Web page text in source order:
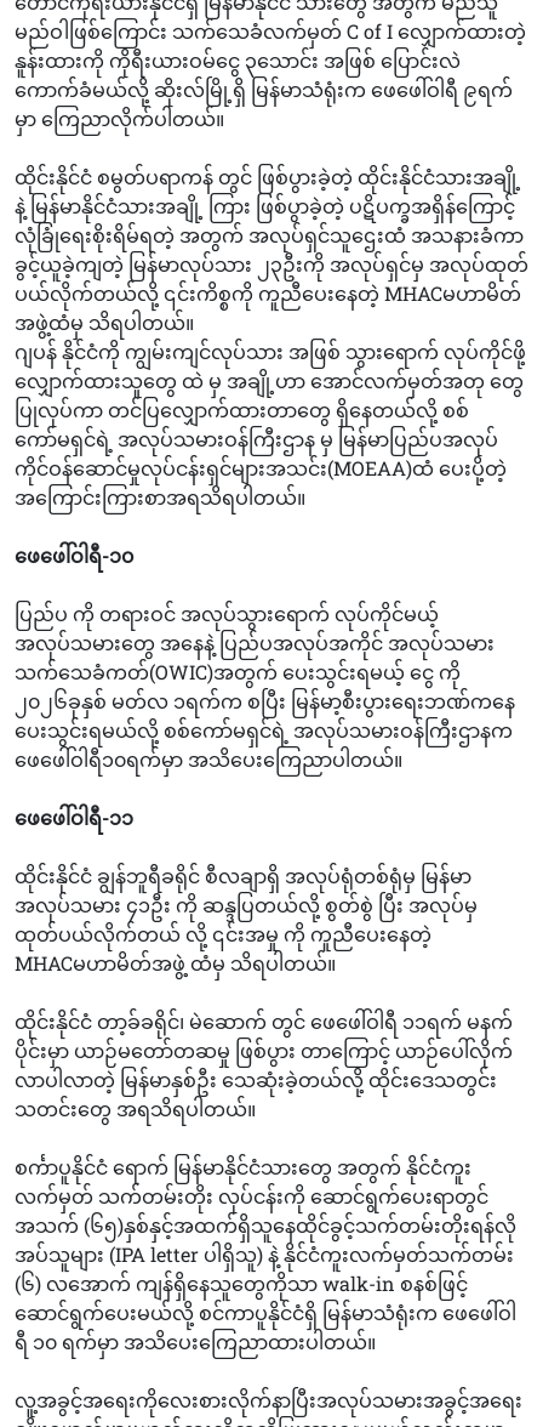
မည်ဝါဖြစ်ကြောင်း သက်သေခံလက်မှတ် C of I လျှောက်ထားတဲ့
နူန်းထားကို ကိုရီးယားဝမ်ငွေ ၃သောင်း အဖြစ် ပြောင်းလဲ
ကောက်ခံမယ်လို့ ဆိုးလ်မြို့ရှိ မြန်မာသံရုံးက ဖေဖေါ်ဝါရီ ၉ရက်
မှာ ကြေညာလိုက်ပါတယ်။
ထိုင်းနိုင်ငံ စမွတ်ပရာကန် တွင် ဖြစ်ပွားခဲ့တဲ့ ထိုင်းနိုင်ငံသားအချို့
နဲ့ မြန်မာနိုင်ငံသားအချို့ ကြား ဖြစ်ပွာခဲ့တဲ့ ပဋိပက္ခအရှိန်ကြောင့်
လုံခြုံရေးစိုးရိမ်ရတဲ့ အတွက် အလုပ်ရှင်သူဌေးထံ အသနားခံကာ
ခွင့်ယူခဲ့ကျတဲ့ မြန်မာလုပ်သား ၂၃ဦးကို အလုပ်ရှင်မှ အလုပ်ထုတ်
ပယ်လိုက်တယ်လို့ ၎င်းကိစ္စကို ကူညီပေးနေတဲ့ MHACမဟာမိတ်
အဖွဲ့ထံမှ သိရပါတယ်။
ဂျပန် နိုင်ငံကို ကျွမ်းကျင်လုပ်သား အဖြစ် သွားရောက် လုပ်ကိုင်ဖို့
လျှောက်ထားသူတွေ ထဲ မှ အချို့ဟာ အောင်လက်မှတ်အတု တွေ
ပြုလုပ်ကာ တင်ပြလျှောက်ထားတာတွေ ရှိနေတယ်လို့ စစ်
ကော်မရှင်ရဲ့ အလုပ်သမားဝန်ကြီးဌာန မှ မြန်မာပြည်ပအလုပ်
ကိုင်ဝန်ဆောင်မှုလုပ်ငန်းရှင်များအသင်း(MOEAA)ထံ ပေးပို့တဲ့
အကြောင်းကြားစာအရသိရပါတယ်။
ဖေဖေါ်ဝါရီ-၁၀
ပြည်ပ ကို တရားဝင် အလုပ်သွားရောက် လုပ်ကိုင်မယ့်
အလုပ်သမားတွေ အနေနဲ့ ပြည်ပအလုပ်အကိုင် အလုပ်သမား
သက်သေခံကတ်(OWIC)အတွက် ပေးသွင်းရမယ့် ငွေ ကို
၂၀၂၆ခုနှစ် မတ်လ ၁ရက်က စပြီး မြန်မာ့စီးပွားရေးဘဏ်ကနေ
ပေးသွင်းရမယ်လို့ စစ်ကော်မရှင်ရဲ့ အလုပ်သမားဝန်ကြီးဌာနက
ဖေဖေါ်ဝါရီ၁၀ရက်မှာ အသိပေးကြေညာပါတယ်။
ဖေဖေါ်ဝါရီ-၁၁
ထိုင်းနိုင်ငံ ချွန်ဘူရီခရိုင် စီလချာရှိ အလုပ်ရုံတစ်ရုံမှ မြန်မာ
အလုပ်သမား ၄၁ဦး ကို ဆန္ဒပြတယ်လို့ စွတ်စွဲ ပြီး အလုပ်မှ
ထုတ်ပယ်လိုက်တယ် လို့ ၎င်းအမှု ကို ကူညီပေးနေတဲ့
MHACမဟာမိတ်အဖွဲ့ ထံမှ သိရပါတယ်။
ထိုင်းနိုင်ငံ တာ့ခ်ခရိုင်၊ မဲဆောက် တွင် ဖေဖေါ်ဝါရီ ၁၁ရက် မနက်
ပိုင်းမှာ ယာဉ်မတော်တဆမှု ဖြစ်ပွား တာကြောင့် ယာဉ်ပေါ်လိုက်
လာပါလာတဲ့ မြန်မာနှစ်ဦး သေဆုံးခဲ့တယ်လို့ ထိုင်းဒေသတွင်း
သတင်းတွေ အရသိရပါတယ်။
စင်္ကာပူနိုင်ငံ ရောက် မြန်မာနိုင်ငံသားတွေ အတွက် နိုင်ငံကူး
လက်မှတ် သက်တမ်းတိုး လုပ်ငန်းကို ဆောင်ရွက်ပေးရာတွင်
အသက် (၆၅)နှစ်နှင့်အထက်ရှိသူနေထိုင်ခွင့်သက်တမ်းတိုးရန်လို
အပ်သူများ (IPA letter ပါရှိသူ) နဲ့ နိုင်ငံကူးလက်မှတ်သက်တမ်း
(၆) လအောက် ကျန်ရှိနေသူတွေကိုသာ walk-in စနစ်ဖြင့်
ဆောင်ရွက်ပေးမယ်လို့ စင်ကာပူနိုင်ငံရှိ မြန်မာသံရုံးက ဖေဖေါ်ဝါ
ရီ ၁၀ ရက်မှာ အသိပေးကြေညာထားပါတယ်။
လူ့အခွင့်အရေးကိုလေးစားလိုက်နာပြီးအလုပ်သမားအခွင့်အရေး